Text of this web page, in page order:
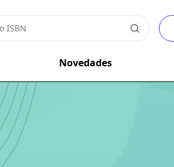
Novedades